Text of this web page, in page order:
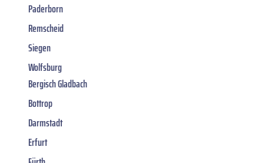
Paderborn
Remscheid
Siegen
Wolfsburg
Bergisch Gladbach
Bottrop
Darmstadt
Erfurt